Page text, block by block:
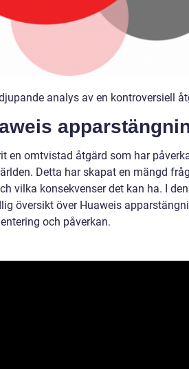
analys av en kontroversiell
en omtvistad åtgärd som har
Detta har skapat en mängd
vilka konsekvenser det kan ha. I
översikt över Huaweis
och påverkan.